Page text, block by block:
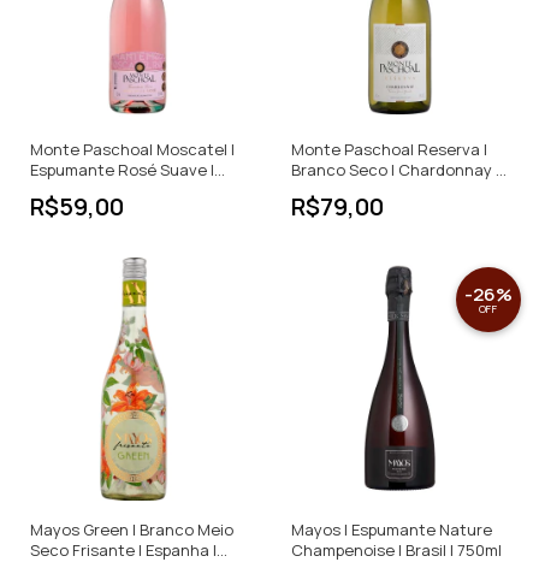
Monte Paschoal Moscatel |
Espumante Rosé Suave |
Brasil | 750ml
R$59,00
Monte Paschoal Reserva |
Branco Seco | Chardonnay |
Brasil | 750ml
R$79,00
Mayos Green | Branco Meio
Seco Frisante | Espanha |
Mayos | Espumante Nature
Champenoise | Brasil | 750ml
-26%
OFF